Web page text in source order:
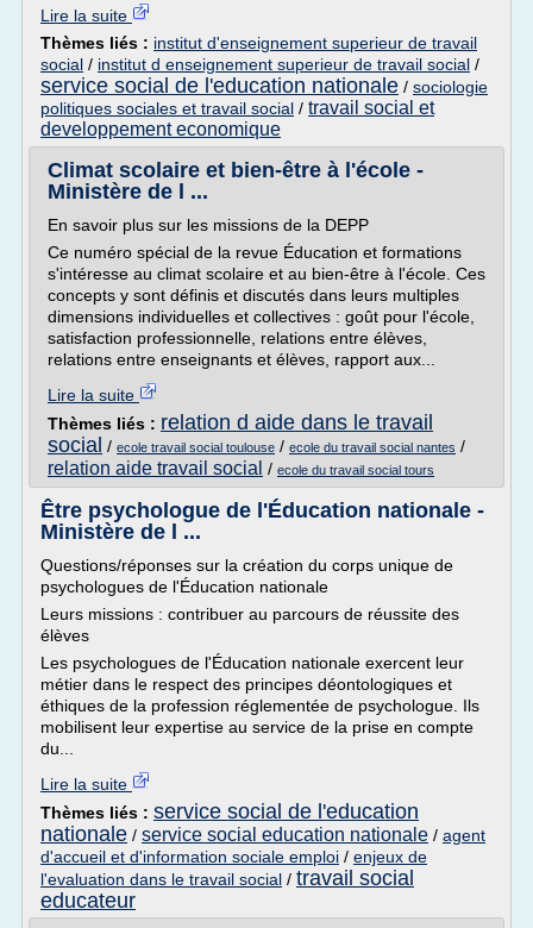
Lire la suite
Thèmes liés : institut d'enseignement superieur de travail
social / institut d enseignement superieur de travail social /
service social de l'education nationale / sociologie
politiques sociales et travail social / travail social et
developpement economique
Climat scolaire et bien-être à l'école -
Ministère de l ...
En savoir plus sur les missions de la DEPP
Ce numéro spécial de la revue Éducation et formations
s'intéresse au climat scolaire et au bien-être à l'école. Ces
concepts y sont définis et discutés dans leurs multiples
dimensions individuelles et collectives : goût pour l'école,
satisfaction professionnelle, relations entre élèves,
relations entre enseignants et élèves, rapport aux...
Lire la suite
Thèmes liés : relation d aide dans le travail
social / ecole travail social toulouse / ecole du travail social nantes /
relation aide travail social / ecole du travail social tours
Être psychologue de l'Éducation nationale -
Ministère de l ...
Questions/réponses sur la création du corps unique de
psychologues de l'Éducation nationale
Leurs missions : contribuer au parcours de réussite des
élèves
Les psychologues de l'Éducation nationale exercent leur
métier dans le respect des principes déontologiques et
éthiques de la profession réglementée de psychologue. Ils
mobilisent leur expertise au service de la prise en compte
du...
Lire la suite
Thèmes liés : service social de l'education
nationale / service social education nationale / agent
d'accueil et d'information sociale emploi / enjeux de
l'evaluation dans le travail social / travail social
educateur